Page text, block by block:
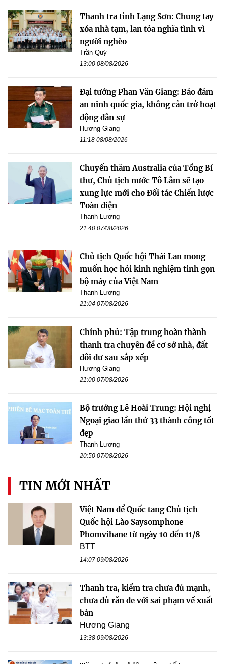
Thanh tra tỉnh Lạng Sơn: Chung tay
xóa nhà tạm, lan tỏa nghĩa tình vì
người nghèo
Trần Quý
13:00 08/08/2026
Đại tướng Phan Văn Giang: Bảo đảm
an ninh quốc gia, không cản trở hoạt
động dân sự
Hương Giang
11:18 08/08/2026
Chuyến thăm Australia của Tổng Bí
thư, Chủ tịch nước Tô Lâm sẽ tạo
xung lực mới cho Đối tác Chiến lược
Toàn diện
Thanh Lương
21:40 07/08/2026
Chủ tịch Quốc hội Thái Lan mong
muốn học hỏi kinh nghiệm tinh gọn
bộ máy của Việt Nam
Thanh Lương
21:04 07/08/2026
Chính phủ: Tập trung hoàn thành
thanh tra chuyên đề cơ sở nhà, đất
dôi dư sau sắp xếp
Hương Giang
21:00 07/08/2026
Bộ trưởng Lê Hoài Trung: Hội nghị
Ngoại giao lần thứ 33 thành công tốt
đẹp
Thanh Lương
20:50 07/08/2026
TIN MỚI NHẤT
Việt Nam để Quốc tang Chủ tịch
Quốc hội Lào Saysomphone
Phomvihane từ ngày 10 đến 11/8
BTT
14:07 09/08/2026
Thanh tra, kiểm tra chưa đủ mạnh,
chưa đủ răn đe với sai phạm về xuất
bản
Hương Giang
13:38 09/08/2026